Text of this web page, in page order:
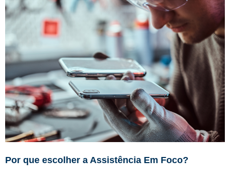
Por que escolher a Assistência Em Foco?